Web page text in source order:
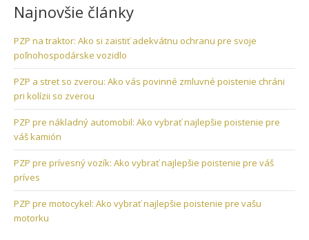
Najnovšie články
PZP na traktor: Ako si zaistiť adekvátnu ochranu pre svoje
poľnohospodárske vozidlo
PZP a stret so zverou: Ako vás povinné zmluvné poistenie chráni
pri kolízii so zverou
PZP pre nákladný automobil: Ako vybrať najlepšie poistenie pre
váš kamión
PZP pre prívesný vozík: Ako vybrať najlepšie poistenie pre váš
príves
PZP pre motocykel: Ako vybrať najlepšie poistenie pre vašu
motorku